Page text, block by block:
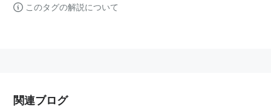
このタグの解説について
関連ブログ